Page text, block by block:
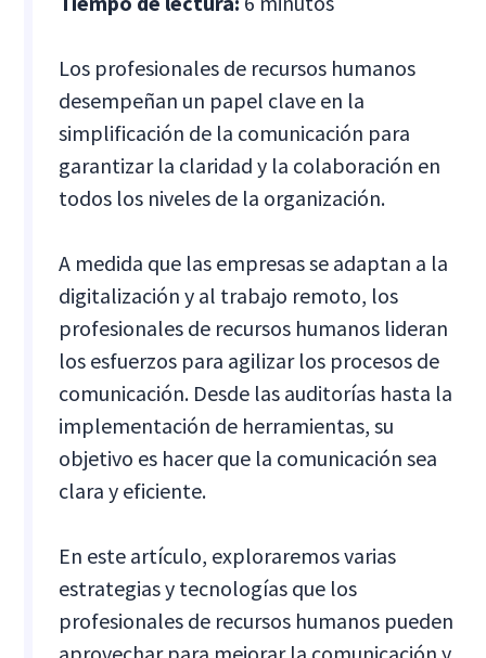
Los profesionales de recursos humanos
desempeñan un papel clave en la
simplificación de la comunicación para
garantizar la claridad y la colaboración en
todos los niveles de la organización.
A medida que las empresas se adaptan a la
digitalización y al trabajo remoto, los
profesionales de recursos humanos lideran
los esfuerzos para agilizar los procesos de
comunicación. Desde las auditorías hasta la
implementación de herramientas, su
objetivo es hacer que la comunicación sea
clara y eficiente.
En este artículo, exploraremos varias
estrategias y tecnologías que los
profesionales de recursos humanos pueden